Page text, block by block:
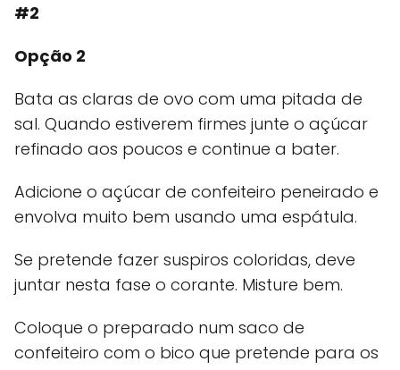
#2
Opção 2
Bata as claras de ovo com uma pitada de
sal. Quando estiverem firmes junte o açúcar
refinado aos poucos e continue a bater.
Adicione o açúcar de confeiteiro peneirado e
envolva muito bem usando uma espátula.
Se pretende fazer suspiros coloridas, deve
juntar nesta fase o corante. Misture bem.
Coloque o preparado num saco de
confeiteiro com o bico que pretende para os